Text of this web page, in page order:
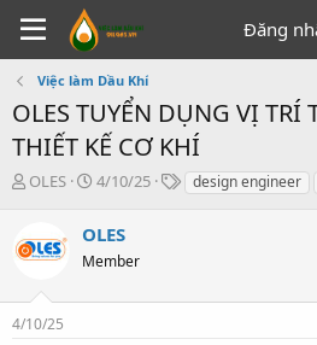
Đăng
Việc làm Dầu Khí
OLES TUYỂN DỤNG VỊ TRÍ
THIẾT KẾ CƠ KHÍ
T
e
a
s
t
OLES
N
y
g
i
4/10/25
Tdesign engineer
OLES
Member
4/10/25